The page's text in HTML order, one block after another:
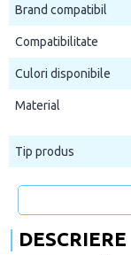
Brand compatibil
Compatibilitate
Culori disponibile
Material
Tip produs
DESCRIERE